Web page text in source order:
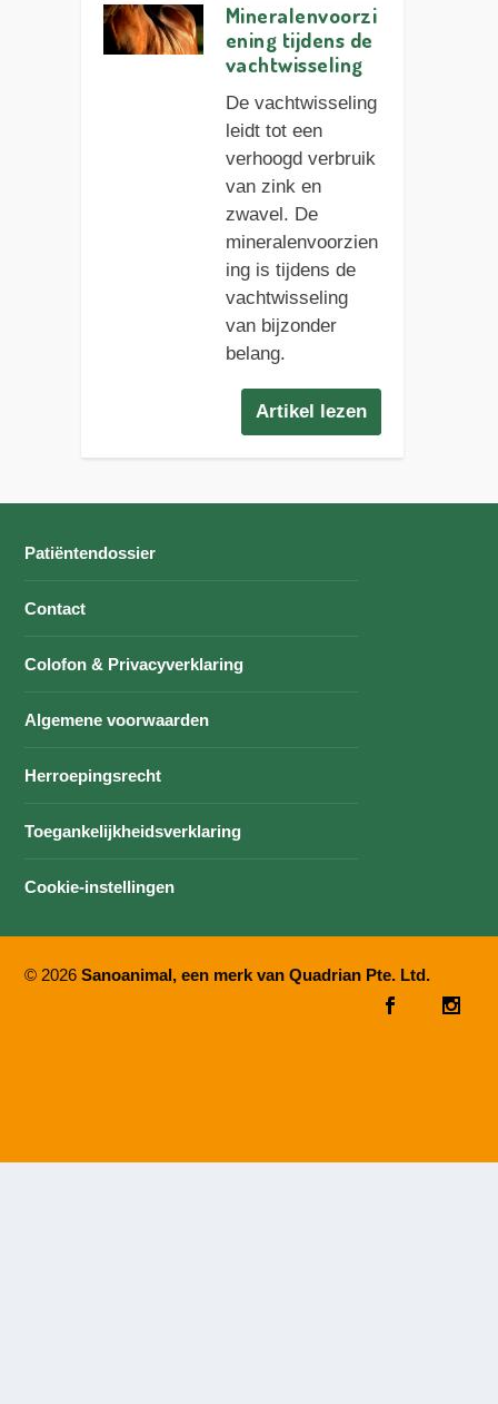
Mineralenvoorzi
ening tijdens de
vachtwisseling
De vachtwisseling
leidt tot een
verhoogd verbruik
van zink en
zwavel. De
mineralenvoorzien
ing is tijdens de
vachtwisseling
van bijzonder
belang.
Artikel lezen
Patiëntendossier
Contact
Colofon & Privacyverklaring
Algemene voorwaarden
Herroepingsrecht
Toegankelijkheidsverklaring
Cookie-instellingen
© 2026Sanoanimal, een merk van Quadrian Pte. Ltd.